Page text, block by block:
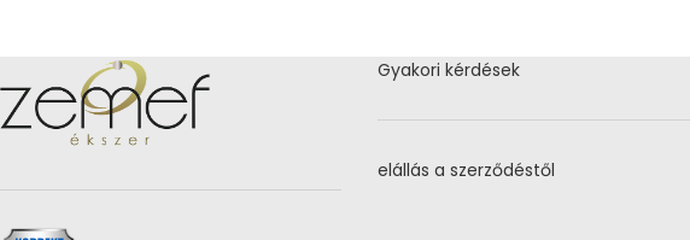
Gyakori kérdések
elállás a szerződéstől